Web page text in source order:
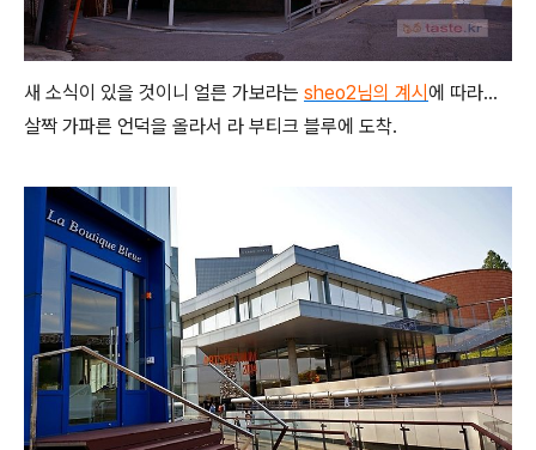
새 소식이 있을 것이니 얼른 가보라는 sheo2님의 계시 에 따라...
살짝 가파른 언덕을 올라서 라 부티크 블루에 도착.